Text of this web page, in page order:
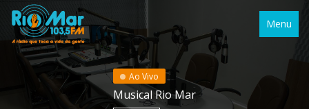
Menu
Ao Vivo
Musical Rio Mar